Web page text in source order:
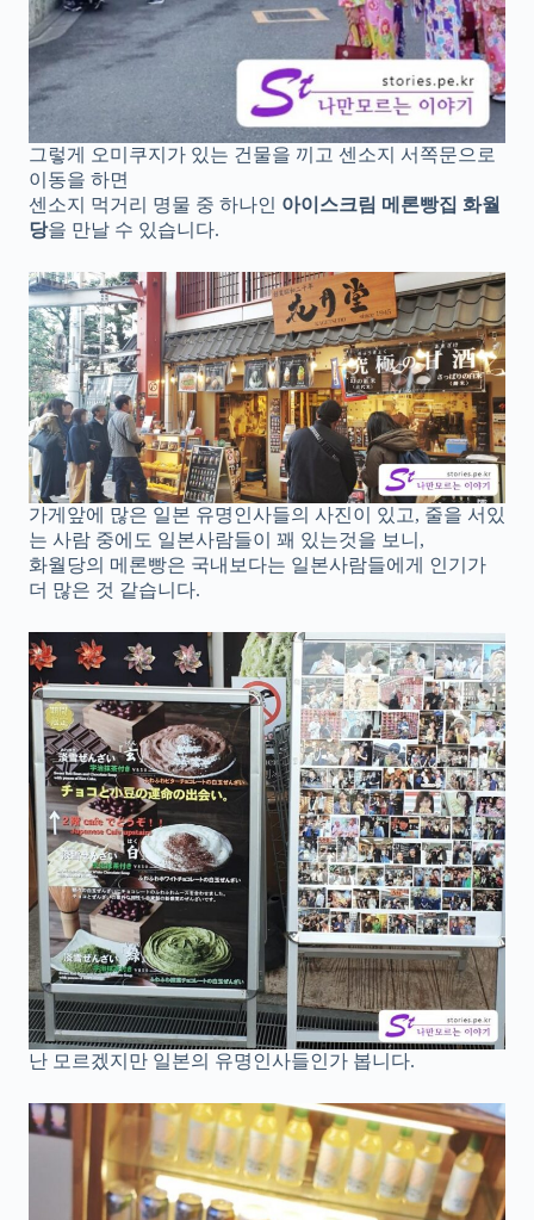
그렇게 오미쿠지가 있는 건물을 끼고 센소지 서쪽문으로
이동을 하면
센소지 먹거리 명물 중 하나인 아이스크림 메론빵집 화월
당을 만날 수 있습니다.
가게앞에 많은 일본 유명인사들의 사진이 있고, 줄을 서있
는 사람 중에도 일본사람들이 꽤 있는것을 보니,
화월당의 메론빵은 국내보다는 일본사람들에게 인기가
더 많은 것 같습니다.
난 모르겠지만 일본의 유명인사들인가 봅니다.